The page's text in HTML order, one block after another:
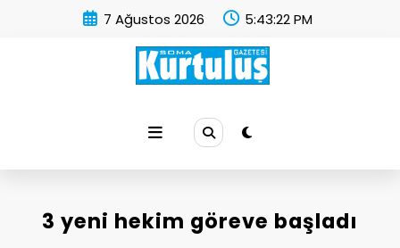
7 Ağustos 2026 5:43:22 PM
3 yeni hekim göreve başladı